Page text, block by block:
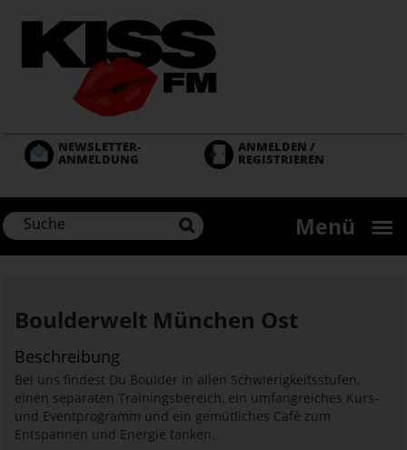
zum
NEWSLETTER-
ANMELDUNG
ANMELDEN /
REGISTRIEREN
Menü
Boulderwelt München Ost
Beschreibung
Bei uns findest Du Boulder in allen Schwierigkeitsstufen,
einen separaten Trainingsbereich, ein umfangreiches Kurs-
und Eventprogramm und ein gemütliches Café zum
Entspannen und Energie tanken.